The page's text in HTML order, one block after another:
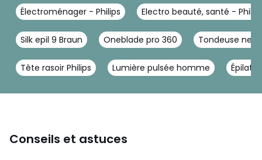
ens, quelle que soit la longueur des poils.
Électroménager - Philips Electro beauté, santé -
Silk epil 9 Braun Oneblade pro 360 Tondeuse nez
Tête rasoir Philips Lumière pulsée homme
Conseils et astuces